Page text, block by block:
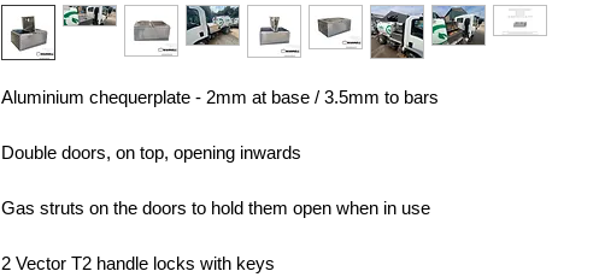
Aluminium chequerplate - 2mm at base / 3.5mm to bars
Double doors, on top, opening inwards
Gas struts on the doors to hold them open when in use
2 Vector T2 handle locks with keys